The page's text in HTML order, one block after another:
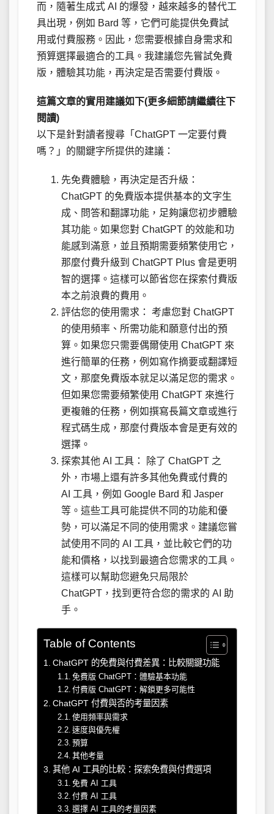
而，隨著生成式 AI 的爆發，越來越多的替代工
具出現，例如 Bard 等，它們可能提供免費試
用或付費服務。因此，您需要根據自身需求和
預算選擇最適合的工具。我建議您先嘗試免費
版，體驗其功能，再決定是否需要付費版。
這篇文章的實用建議如下(更多細節請繼續往下
閱讀)
以下是針對讀者搜尋「ChatGPT 一定要付費
嗎？」的關鍵字所提供的建議：
先免費體驗，再決定是否升級：
ChatGPT 的免費版本提供基本的文字生
成、問答和翻譯功能，足夠讓您初步體驗
其功能。如果您對 ChatGPT 的效能和功
能感到滿意，並且預期需要頻繁使用它，
那麼付費升級到 ChatGPT Plus 會是更明
智的選擇。這樣可以節省您在探索付費版
本之前浪費的費用。
評估您的使用需求： 考慮您對 ChatGPT
的使用頻率、所需功能和願意付出的預
算。如果您只需要偶爾使用 ChatGPT 來
進行簡單的任務，例如寫作摘要或翻譯短
文，那麼免費版本就足以滿足您的需求。
但如果您需要頻繁使用 ChatGPT 來進行
更複雜的任務，例如撰寫長篇文章或進行
程式碼生成，那麼付費版本會是更有效的
選擇。
探索其他 AI 工具： 除了 ChatGPT 之
外，市場上還有許多其他免費或付費的
AI 工具，例如 Google Bard 和 Jasper
等。這些工具可能提供不同的功能和優
勢，可以滿足不同的使用需求。建議您嘗
試使用不同的 AI 工具，並比較它們的功
能和價格，以找到最適合您需求的工具。
這樣可以幫助您避免只局限於
ChatGPT，找到更符合您的需求的 AI 助
手。
Table of Contents
ChatGPT 的免費與付費差異：比較關鍵功能
免費版 ChatGPT：體驗基本功能
付費版 ChatGPT：解鎖更多可能性
ChatGPT 付費與否的考量因素
使用頻率與需求
速度與優先權
預算
其他考量
其他 AI 工具的比較：探索免費與付費選項
免費 AI 工具
付費 AI 工具
選擇 AI 工具的考量因素